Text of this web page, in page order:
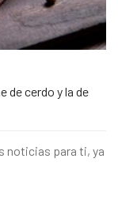
de cerdo y la de
noticias para ti, ya